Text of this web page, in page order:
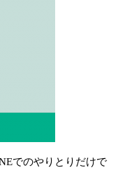
でのやりとりだけで